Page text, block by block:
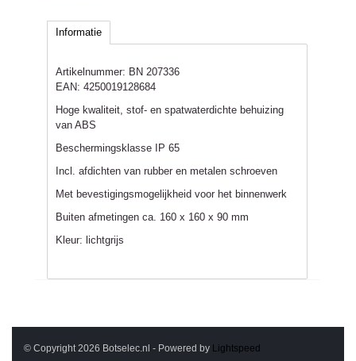
Informatie
Artikelnummer: BN 207336
EAN: 4250019128684
Hoge kwaliteit, stof- en spatwaterdichte behuizing
van ABS
Beschermingsklasse IP 65
Incl. afdichten van rubber en metalen schroeven
Met bevestigingsmogelijkheid voor het binnenwerk
Buiten afmetingen ca. 160 x 160 x 90 mm
Kleur: lichtgrijs
© Copyright 2026 Botselec.nl - Powered by Lightspeed